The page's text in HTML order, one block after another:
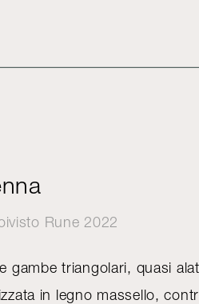
Rune 2022
gambe triangolari, quasi
in legno massello,